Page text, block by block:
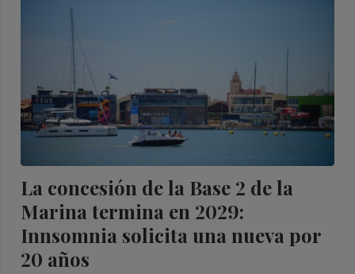
La concesión de la Base 2 de la
Marina termina en 2029:
Innsomnia solicita una nueva por
20 años